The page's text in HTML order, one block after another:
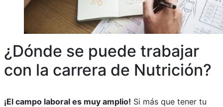
¿Dónde se puede trabajar
con la carrera de Nutrición?
¡El campo laboral es muy amplio! Si más que tener tu